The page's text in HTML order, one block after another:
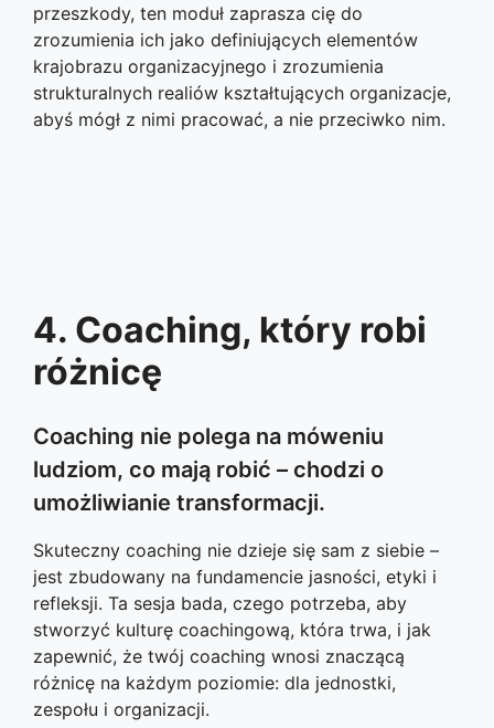
przeszkody, ten moduł zaprasza cię do
zrozumienia ich jako definiujących elementów
krajobrazu organizacyjnego i zrozumienia
strukturalnych realiów kształtujących organizacje,
abyś mógł z nimi pracować, a nie przeciwko nim.
4. Coaching, który robi
różnicę
Coaching nie polega na móweniu
ludziom, co mają robić – chodzi o
umożliwianie transformacji.
Skuteczny coaching nie dzieje się sam z siebie –
jest zbudowany na fundamencie jasności, etyki i
refleksji. Ta sesja bada, czego potrzeba, aby
stworzyć kulturę coachingową, która trwa, i jak
zapewnić, że twój coaching wnosi znaczącą
różnicę na każdym poziomie: dla jednostki,
zespołu i organizacji.